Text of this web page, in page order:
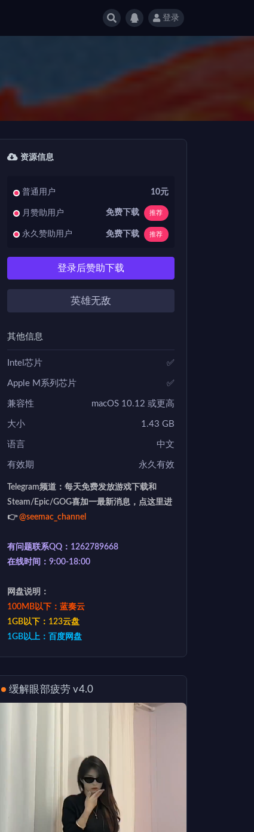
登录
资源信息
普通用户 10元
月赞助用户 免费下载 推荐
永久赞助用户 免费下载 推荐
登录后赞助下载
英雄无敌
其他信息
Intel芯片 ✅
Apple M系列芯片 ✅
兼容性 macOS 10.12 或更高
大小 1.43 GB
语言 中文
有效期 永久有效
Telegram频道：每天免费发放游戏下载和
Steam/Epic/GOG喜加一最新消息，点这里进
👉@seemac_channel
有问题联系QQ：1262789668
在线时间：9:00-18:00
网盘说明：
100MB以下：蓝奏云
1GB以下：123云盘
1GB以上：百度网盘
缓解眼部疲劳 v4.0